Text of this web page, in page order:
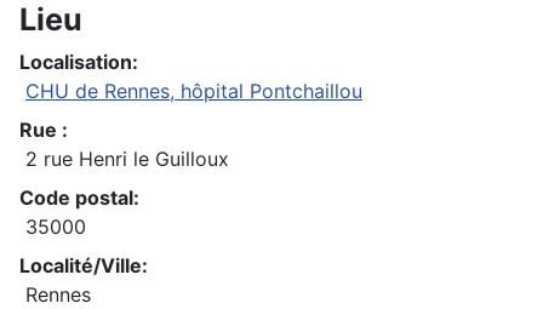
Lieu
Localisation:
CHU de Rennes, hôpital Pontchaillou
Rue :
2 rue Henri le Guilloux
Code postal:
35000
Localité/Ville:
Rennes